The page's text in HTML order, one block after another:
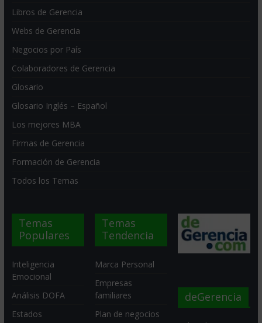
Libros de Gerencia
Webs de Gerencia
Negocios por País
Colaboradores de Gerencia
Glosario
Glosario Inglés – Español
Los mejores MBA
Firmas de Gerencia
Formación de Gerencia
Todos los Temas
Temas
Populares
Inteligencia
Emocional
Análisis DOFA
Estados
Temas
Tendencia
Marca Personal
Empresas
familiares
Plan de negocios
deGerencia